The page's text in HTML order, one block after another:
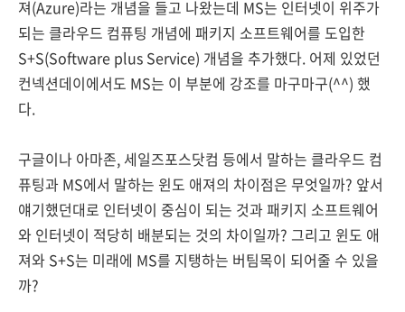
져(Azure)라는 개념을 들고 나왔는데 MS는 인터넷이 위주가
되는 클라우드 컴퓨팅 개념에 패키지 소프트웨어를 도입한
S+S(Software plus Service) 개념을 추가했다. 어제 있었던
컨넥션데이에서도 MS는 이 부분에 강조를 마구마구(^^) 했
다.
구글이나 아마존, 세일즈포스닷컴 등에서 말하는 클라우드 컴
퓨팅과 MS에서 말하는 윈도 애져의 차이점은 무엇일까? 앞서
얘기했던대로 인터넷이 중심이 되는 것과 패키지 소프트웨어
와 인터넷이 적당히 배분되는 것의 차이일까? 그리고 윈도 애
져와 S+S는 미래에 MS를 지탱하는 버팀목이 되어줄 수 있을
까?